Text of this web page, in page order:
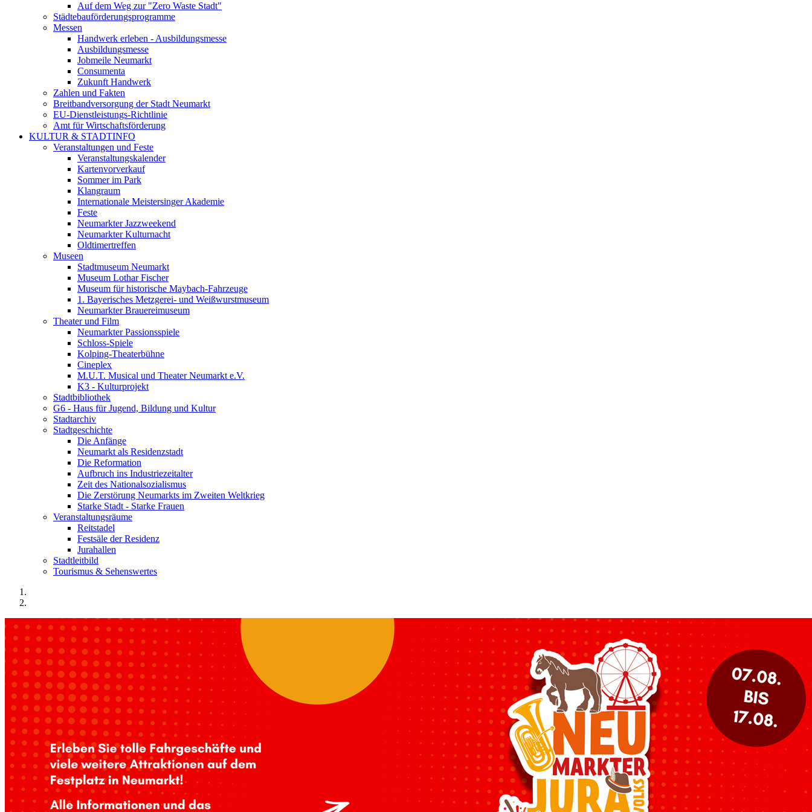
Auf dem Weg zur "Zero Waste Stadt"
Städtebauförderungsprogramme
Messen
Handwerk erleben - Ausbildungsmesse
Ausbildungsmesse
Jobmeile Neumarkt
Consumenta
Zukunft Handwerk
Zahlen und Fakten
Breitbandversorgung der Stadt Neumarkt
EU-Dienstleistungs-Richtlinie
Amt für Wirtschaftsförderung
KULTUR & STADTINFO
Veranstaltungen und Feste
Veranstaltungskalender
Kartenvorverkauf
Sommer im Park
Klangraum
Internationale Meistersinger Akademie
Feste
Neumarkter Jazzweekend
Neumarkter Kulturnacht
Oldtimertreffen
Museen
Stadtmuseum Neumarkt
Museum Lothar Fischer
Museum für historische Maybach-Fahrzeuge
1. Bayerisches Metzgerei- und Weißwurstmuseum
Neumarkter Brauereimuseum
Theater und Film
Neumarkter Passionsspiele
Schloss-Spiele
Kolping-Theaterbühne
Cineplex
M.U.T. Musical und Theater Neumarkt e.V.
K3 - Kulturprojekt
Stadtbibliothek
G6 - Haus für Jugend, Bildung und Kultur
Stadtarchiv
Stadtgeschichte
Die Anfänge
Neumarkt als Residenzstadt
Die Reformation
Aufbruch ins Industriezeitalter
Zeit des Nationalsozialismus
Die Zerstörung Neumarkts im Zweiten Weltkrieg
Starke Stadt - Starke Frauen
Veranstaltungsräume
Reitstadel
Festsäle der Residenz
Jurahallen
Stadtleitbild
Tourismus & Sehenswertes